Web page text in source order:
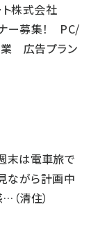
ト株式会社
ナー募集！ PC/
業 広告プラン
末は電車旅で
ながら計画中
清住）